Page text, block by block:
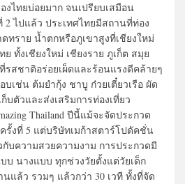
งไทยบ่อยมาก จนเปรียบเสมือน
2 ไปแล้ว ประเทศไทยมีสถานที่ท่อง
ทราย น้ำตกหรือภูเขาสูงที่เชียงใหม่
ทั้งเชียงใหม่ เชียงราย ภูเก็ต สมุย
รสชาติอร่อยเผ็ดและร้อนแรงดีคล้ายๆ
เช่น ต้มยำกุ้ง ชาบู ก๋วยเตี๋ยวเรือ ผัด
บตัวและส่งเสริมการท่องเที่ยว
Thailand ปีนี้แม้จะจัดประกวด
ครั้งที่ 5 แต่บริษัทเมก้าสตาร์โปดัคชั่น
กับความสวยความงาม การประกวดมี
บ นางแบบ ทุกช่วงวัยตั้งแต่วัยเด็ก
แล้ว รวมๆ แล้วกว่า 30 เวที ทั้งที่จัด